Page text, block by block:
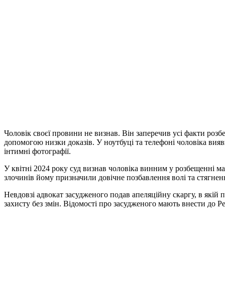
Чоловік своєї провини не визнав. Він заперечив усі факти
допомогою низки доказів. У ноутбуці та телефоні чоловіка
інтимні фотографії.
У квітні 2024 року суд визнав чоловіка винним у розбещенні
злочинів йому призначили довічне позбавлення волі та
Невдовзі адвокат засудженого подав апеляційну скаргу, в
захисту без змін. Відомості про засудженого мають внести до